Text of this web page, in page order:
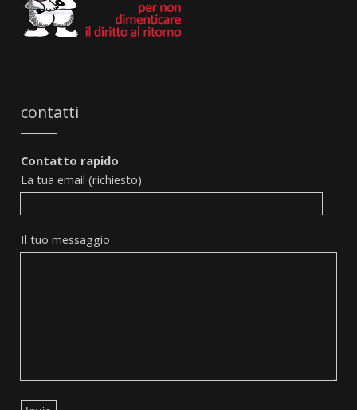
contatti
Contatto rapido
La tua email (richiesto)
Il tuo messaggio